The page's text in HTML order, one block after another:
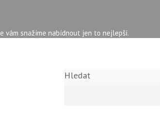
vám snažíme nabídnout jen to nejlepší.
Hledat